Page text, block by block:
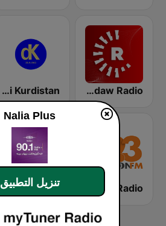
Rudaw Radio
Dangi Kurdistan
Kirkuk FM (كهر كوك)
Nalia Plus
تنزيل التطبيق